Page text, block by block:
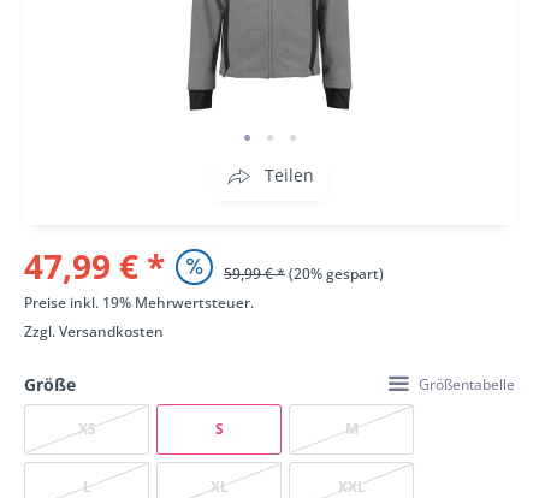
Teilen
47,99 € * 59,99 € *(20% gespart)
Preise inkl. 19% Mehrwertsteuer.
Zzgl.Versandkosten
Größe Größentabelle
XS S M
L XL XXL